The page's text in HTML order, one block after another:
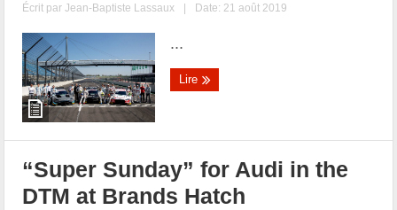
Écrit parJean-Baptiste Lassaux | Date: 21 août 2019
...
Lire
“Super Sunday” for Audi in the
DTM at Brands Hatch